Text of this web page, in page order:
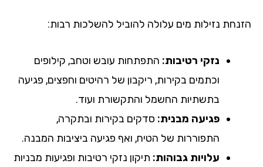
נזילות מים עלולה להוביל להשלכות רבות:
נזקי רטיבות:התפתחות עובש וטחב, קילופים
וכתמים בקירות, ריקבון של רהיטים וחפצים, פגיעה
בתשתיות החשמל והתקשורת ועוד.
פגיעה מבנית:סדקים בקירות ובתקרה,
התפוררות של הטיח, ואף פגיעה ביציבות המבנה.
עלויות גבוהות:תיקון נזקי רטיבות ופגיעות מבניות